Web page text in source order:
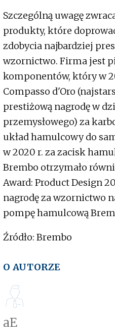
Szczególną uwagę
produkty, które
zdobycia najbardziej
wzornictwo. Firma jest
komponentów, który w
Compasso d'Oro
prestiżową nagrodę w
przemysłowego) za
układ hamulcowy do
w 2020 r. za zacisk
Brembo otrzymało
Award: Product Design
nagrodę za wzornictwo
pompę hamulcową
Źródło: Brembo
O AUTORZE
aE